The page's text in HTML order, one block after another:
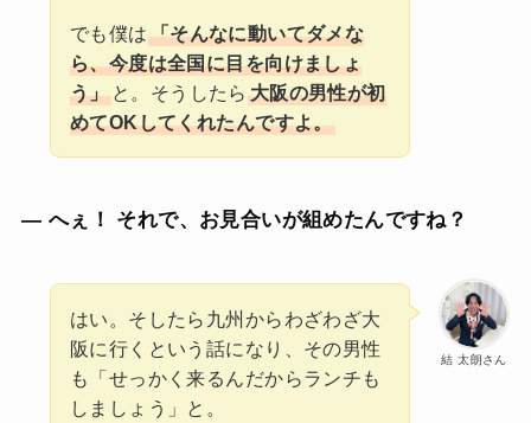
でも僕は 「そんなに動いてダメな
ら、今度は全国に目を向けましょ
う」と。そうしたら 大阪の男性が初
めてOKしてくれたんですよ。
— へぇ！ それで、お見合いが組めたんですね？
結 太朗さん
はい。そしたら九州からわざわざ大
阪に行くという話になり、その男性
も「せっかく来るんだからランチも
しましょう」と。